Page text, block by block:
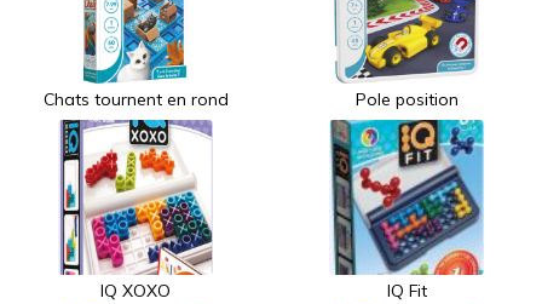
Chats tournent en rond Pole position
IQ XOXO IQ Fit